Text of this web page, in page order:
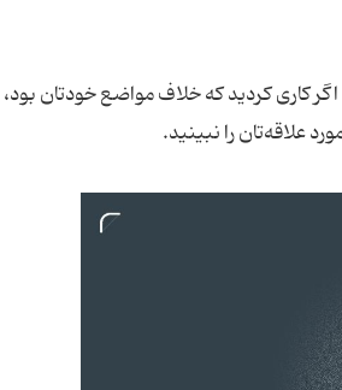
کاری کردید که خلاف مواضع خودتان بود،
علاقه‌تان را نبینید.